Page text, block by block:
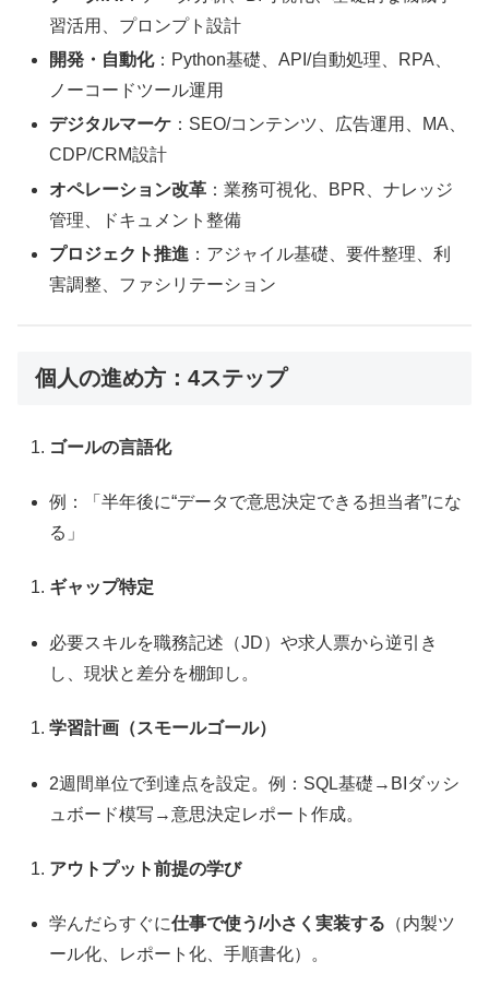
習活用、プロンプト設計
開発・自動化：Python基礎、API/自動処理、RPA、
ノーコードツール運用
デジタルマーケ ：SEO/コンテンツ、広告運用、MA、
CDP/CRM設計
オペレーション改革 ：業務可視化、BPR、ナレッジ
管理、ドキュメント整備
プロジェクト推進 ：アジャイル基礎、要件整理、利
害調整、ファシリテーション
個人の進め方：4ステップ
ゴールの言語化
例：「半年後に“データで意思決定できる担当者”にな
る」
ギャップ特定
必要スキルを職務記述（JD）や求人票から逆引き
し、現状と差分を棚卸し。
学習計画（スモールゴール）
2週間単位で到達点を設定。例：SQL基礎→BIダッシ
ュボード模写→意思決定レポート作成。
アウトプット前提の学び
学んだらすぐに仕事で使う/小さく実装する （内製ツ
ール化、レポート化、手順書化）。